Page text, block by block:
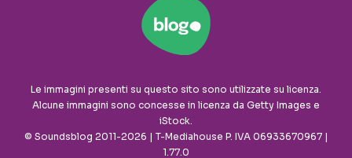
Le immagini presenti su questo sito sono utilizzate su licenza.
Alcune immagini sono concesse in licenza da Getty Images e
iStock.
© Soundsblog 2011-2026 | T-Mediahouse P. IVA 06933670967 |
1.77.0